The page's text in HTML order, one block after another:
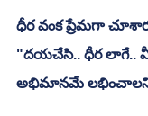
ధీర వంక ప్రేమగా
"దయచేసి.. ధీర లాగే.. మీ
అభిమానమే లభించాలని